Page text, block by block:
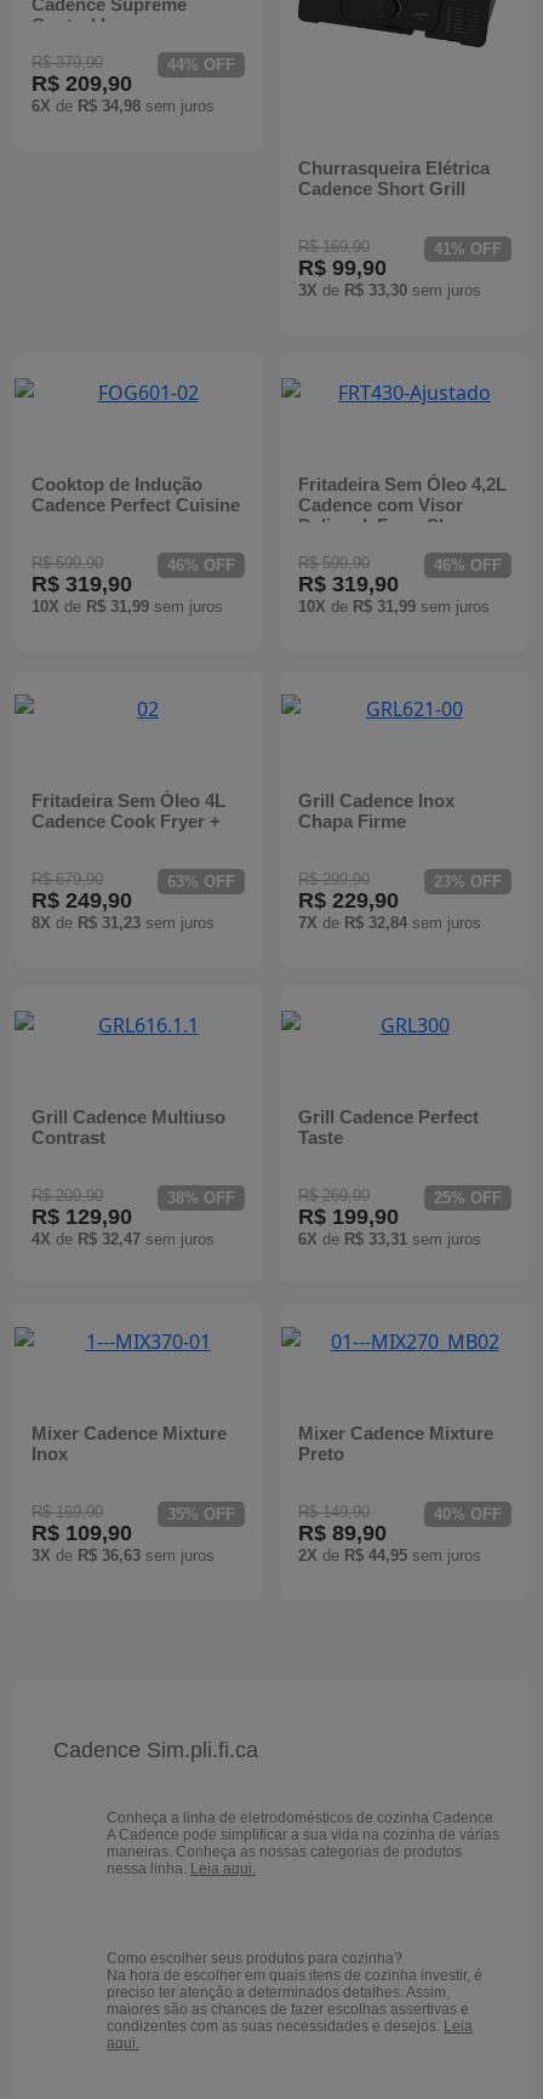
Control Inox
R$ 379,90
R$ 209,90
6X de R$ 34,98 sem juros
44% OFF
Churrasqueira Elétrica
Cadence Short Grill
R$ 169,90
R$ 99,90
3X de R$ 33,30 sem juros
41% OFF
Cooktop de Indução
Cadence Perfect Cuisine
R$ 599,90
R$ 319,90
10X de R$ 31,99 sem juros
46% OFF
Fritadeira Sem Óleo 4,2L
Cadence com Visor
Delicook Fryer Show
R$ 599,90
R$ 319,90
10X de R$ 31,99 sem juros
46% OFF
Fritadeira Sem Óleo 4L
Cadence Cook Fryer +
R$ 679,90
R$ 249,90
8X de R$ 31,23 sem juros
63% OFF
Grill Cadence Inox
Chapa Firme
R$ 299,90
R$ 229,90
7X de R$ 32,84 sem juros
23% OFF
Grill Cadence Multiuso
Contrast
R$ 209,90
R$ 129,90
4X de R$ 32,47 sem juros
38% OFF
Grill Cadence Perfect
Taste
R$ 269,90
R$ 199,90
6X de R$ 33,31 sem juros
25% OFF
Mixer Cadence Mixture
Inox
R$ 169,90
R$ 109,90
3X de R$ 36,63 sem juros
35% OFF
Mixer Cadence Mixture
Preto
R$ 149,90
R$ 89,90
2X de R$ 44,95 sem juros
40% OFF
Cadence Sim.pli.fi.ca
Conheça a linha de eletrodomésticos de cozinha Cadence
A Cadence pode simplificar a sua vida na cozinha de várias
maneiras. Conheça as nossas categorias de produtos
nessa linha. Leia aqui.
Como escolher seus produtos para cozinha?
Na hora de escolher em quais itens de cozinha investir, é
preciso ter atenção a determinados detalhes. Assim,
maiores são as chances de fazer escolhas assertivas e
condizentes com as suas necessidades e desejos. Leia
aqui.